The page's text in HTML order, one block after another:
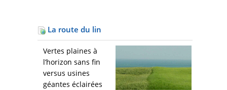
La route du lin
Vertes plaines à
l’horizon sans fin
versus usines
géantes éclairées